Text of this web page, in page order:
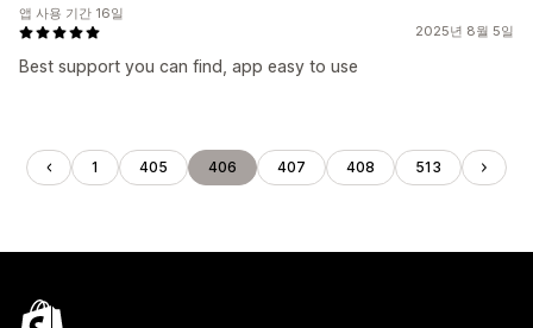
2025년 8월 5일
Best support you can find, app easy to use
앱 사용 기간 16일
1 405 406 407 408 513